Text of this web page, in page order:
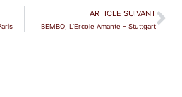
ARTICLE SUIVANT
BEMBO, L’Ercole Amante – Stuttgart